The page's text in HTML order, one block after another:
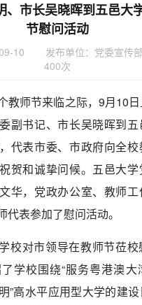
、市长吴晓晖到五邑大
节慰问活动
10
发布单位：党委宣传
400次
教师节来临之际，9月10
副书记、市长吴晓晖到
代表市委、市政府向全校
贺和诚挚问候。五邑大
华，党政办公室、教师
表参加了慰问活动。
校对市领导在教师节莅校
学校围绕“服务粤港澳大
”高水平应用型大学的建